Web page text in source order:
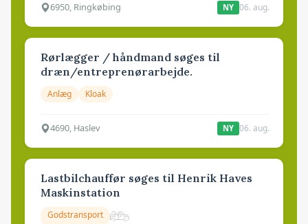
6950, Ringkøbing NY 06. aug.
Rørlægger / håndmand søges til
dræn/entreprenørarbejde.
Anlæg Kloak
4690, Haslev NY 06. aug.
Lastbilchauffør søges til Henrik Haves
Maskinstation
Godstransport